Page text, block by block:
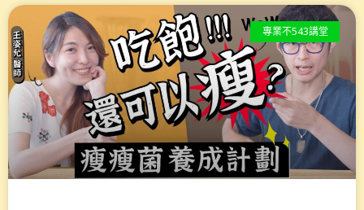
專業不543講堂